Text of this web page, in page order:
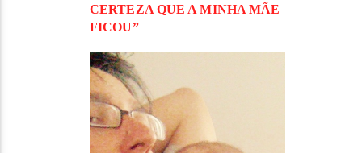
CERTEZA QUE A MINHA MÃE
FICOU”